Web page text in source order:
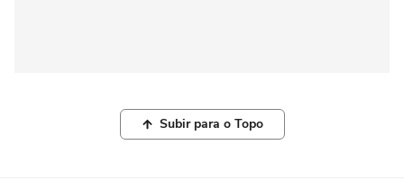
Subir para o Topo